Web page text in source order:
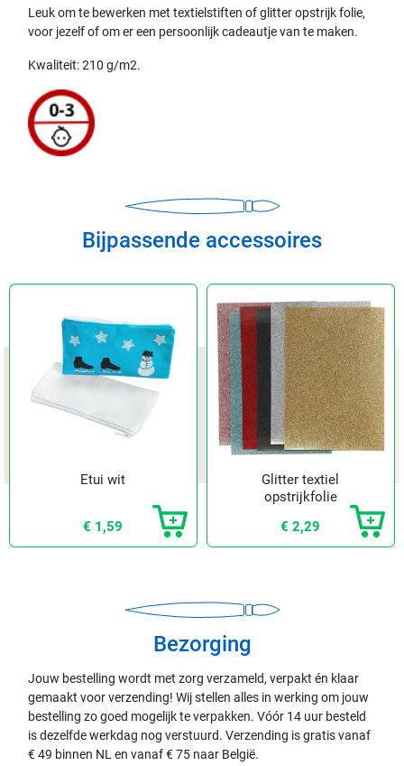
Leuk om te bewerken met textielstiften of glitter opstrijk folie,
voor jezelf of om er een persoonlijk cadeautje van te maken.
Kwaliteit: 210 g/m2.
Bijpassende accessoires
Etui wit
€ 1,59
Glitter textiel
opstrijkfolie
€ 2,29
Bezorging
Jouw bestelling wordt met zorg verzameld, verpakt én klaar
gemaakt voor verzending! Wij stellen alles in werking om jouw
bestelling zo goed mogelijk te verpakken. Vóór 14 uur besteld
is dezelfde werkdag nog verstuurd. Verzending is gratis vanaf
€ 49 binnen NL en vanaf € 75 naar België.